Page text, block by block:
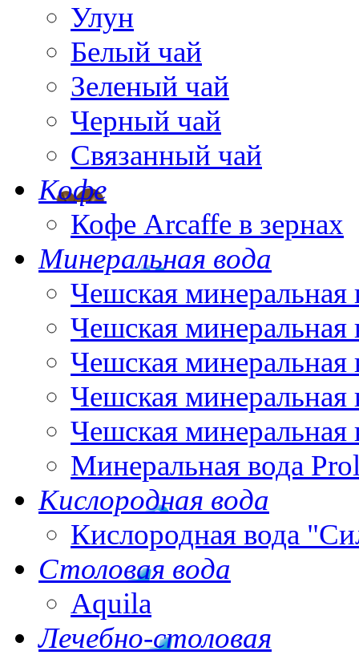
Улун
Белый чай
Зеленый чай
Черный чай
Связанный чай
Кофе
Кофе Arcaffe в зернах
Минеральная вода
Чешская минеральная
Чешская минеральная
Чешская минеральная
Чешская минеральная
Чешская минеральная
Минеральная вода
Кислородная вода
Кислородная вода
Столовая вода
Aquila
Лечебно-столовая